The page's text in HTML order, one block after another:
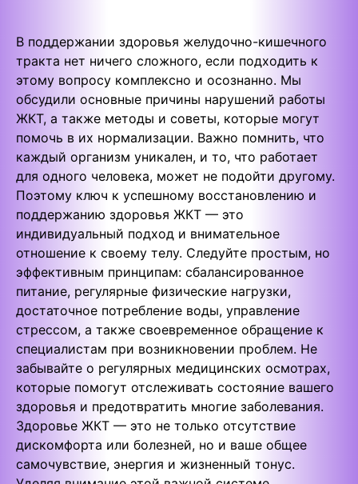
В поддержании здоровья желудочно-кишечного
тракта нет ничего сложного, если подходить к
этому вопросу комплексно и осознанно. Мы
обсудили основные причины нарушений работы
ЖКТ, а также методы и советы, которые могут
помочь в их нормализации. Важно помнить, что
каждый организм уникален, и то, что работает
для одного человека, может не подойти другому.
Поэтому ключ к успешному восстановлению и
поддержанию здоровья ЖКТ — это
индивидуальный подход и внимательное
отношение к своему телу. Следуйте простым, но
эффективным принципам: сбалансированное
питание, регулярные физические нагрузки,
достаточное потребление воды, управление
стрессом, а также своевременное обращение к
специалистам при возникновении проблем. Не
забывайте о регулярных медицинских осмотрах,
которые помогут отслеживать состояние вашего
здоровья и предотвратить многие заболевания.
Здоровье ЖКТ — это не только отсутствие
дискомфорта или болезней, но и ваше общее
самочувствие, энергия и жизненный тонус.